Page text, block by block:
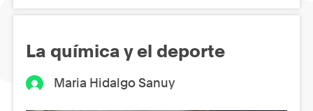
La química y el deporte
Maria Hidalgo Sanuy